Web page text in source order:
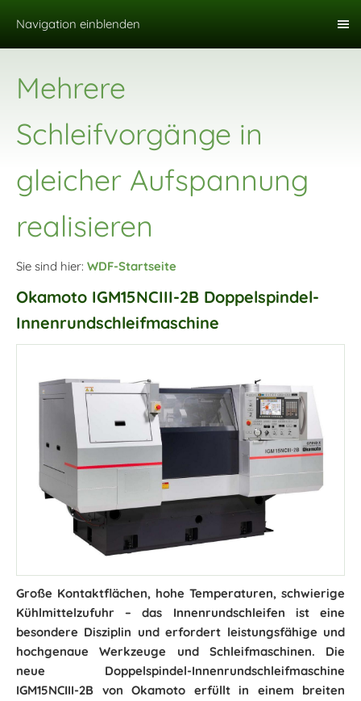
Navigation einblenden
Mehrere
Schleifvorgänge in
gleicher Aufspannung
realisieren
Sie sind hier: WDF-Startseite
Okamoto IGM15NCIII-2B Doppelspindel-
Innenrundschleifmaschine
Große Kontaktflächen, hohe Temperaturen, schwierige
Kühlmittelzufuhr – das Innenrundschleifen ist eine
besondere Disziplin und erfordert leistungsfähige und
hochgenaue Werkzeuge und Schleifmaschinen. Die
neue Doppelspindel-Innenrundschleifmaschine
IGM15NCIII-2B von Okamoto erfüllt in einem breiten